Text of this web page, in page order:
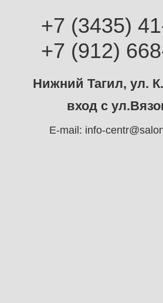
+7 (3435)
+7 (912)
Нижний Тагил, ул.
вход с
E-mail: info-